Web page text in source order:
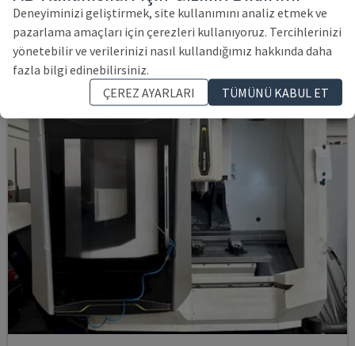
İTALYA 2003
1,154,248 TL
Deneyiminizi geliştirmek, site kullanımını analiz etmek ve
pazarlama amaçları için çerezleri kullanıyoruz. Tercihlerinizi
yönetebilir ve verilerinizi nasıl kullandığımız hakkında daha
fazla bilgi edinebilirsiniz.
ÇEREZ AYARLARI
TÜMÜNÜ KABUL ET